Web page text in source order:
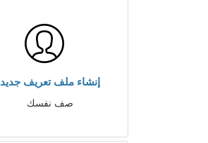
إنشاء ملف تعريف جديد
صف نفسك